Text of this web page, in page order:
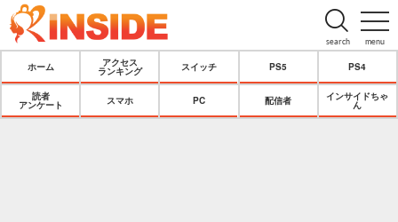
menu
search
ホーム
アクセス
ランキング
スイッチ PS5 PS4
読者
アンケート
スマホ PC 配信者
インサイドちゃ
ん